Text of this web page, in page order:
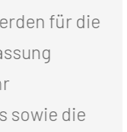
für die
sowie die